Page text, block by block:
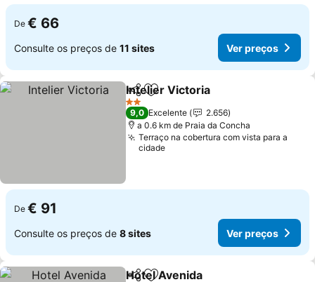
De € 66
Consulte os preços de 11 sites Ver preços
PartilharAdicionar aos favoritos
Intelier Victoria
2 Estrelas
9,0 Excelente
2.656
a 0.6 km de Praia da Concha
Terraço na cobertura com vista para a
cidade
De € 91
Consulte os preços de 8 sites Ver preços
Hotel Avenida